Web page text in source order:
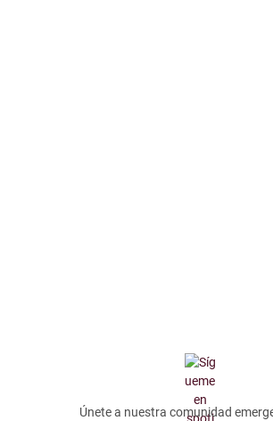
Únete a nuestra comunidad